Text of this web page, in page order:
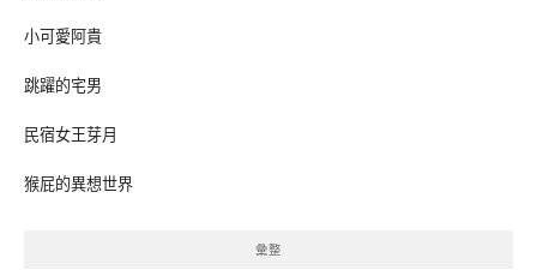
小可愛阿貴
跳躍的宅男
民宿女王芽月
猴屁的異想世界
彙整